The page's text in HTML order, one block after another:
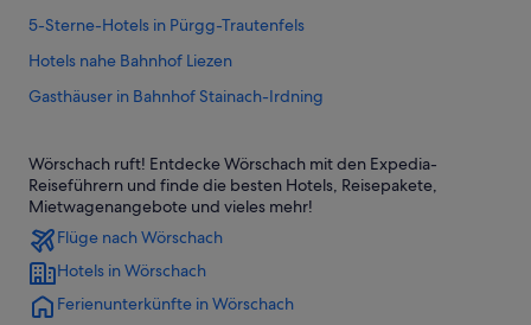
5-Sterne-Hotels in Pürgg-Trautenfels
Hotels nahe Bahnhof Liezen
Gasthäuser in Bahnhof Stainach-Irdning
Hotels nahe Bahnhof Wörschach Schwefelbad
Hotels nahe CCW Stainach
Hotels nahe Hauptplatz Stainach
Ferienwohnungen in Liezen
Ferienwohnungen in Liezen
Wörschach ruft! Entdecke Wörschach mit den Expedia-
Reiseführern und finde die besten Hotels, Reisepakete,
Mietwagenangebote und vieles mehr!
Flüge nach Wörschach
Hotels in Wörschach
Ferienunterkünfte in Wörschach